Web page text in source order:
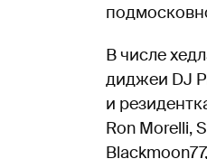
В числе
диджеи DJ
и
Ron Morelli,